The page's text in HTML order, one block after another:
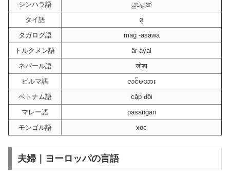
シンハラ語
යුවළක්
タイ語
คู่
タガログ語
mag -asawa
トルクメン語
är-aýal
ネパール語
जोडा
ビルマ語
လင်မယား
ベトナム語
cặp đôi
マレー語
pasangan
モンゴル語
хос
夫婦｜ヨーロッパの言語